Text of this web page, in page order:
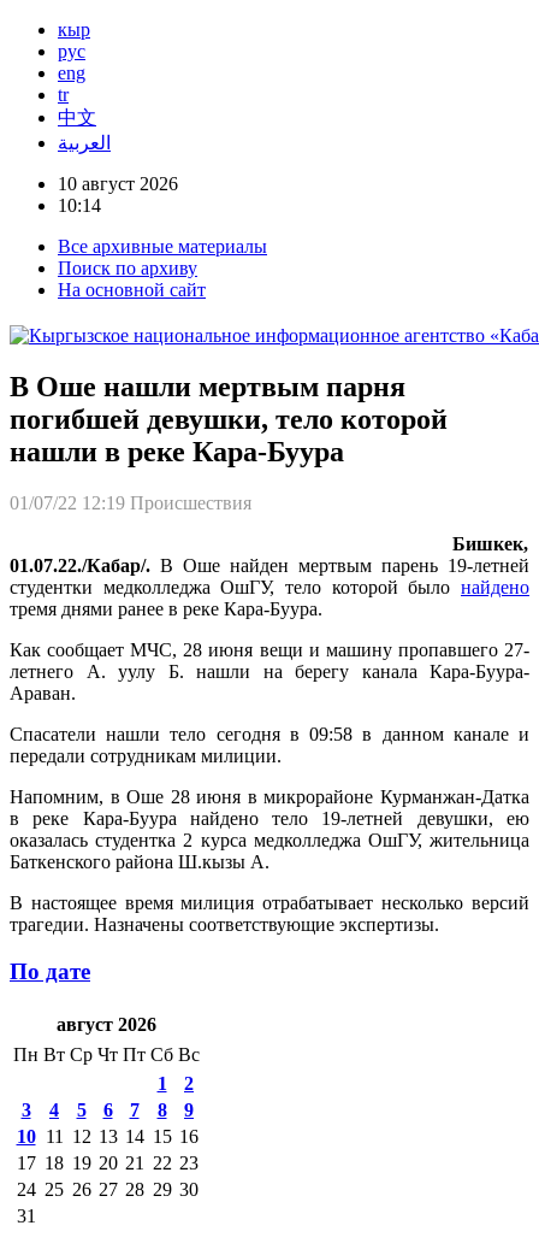
кыр
рус
eng
tr
中文
العربية
10 август 2026
10:14
Все архивные материалы
Поиск по архиву
На основной сайт
В Оше нашли мертвым парня
погибшей девушки, тело которой
нашли в реке Кара-Буура
01/07/22 12:19 Происшествия
Бишкек,
01.07.22./Кабар/. В Оше найден мертвым парень 19-летней
студентки медколледжа ОшГУ, тело которой было найдено
тремя днями ранее в реке Кара-Буура.
Как сообщает МЧС, 28 июня вещи и машину пропавшего 27-
летнего А. уулу Б. нашли на берегу канала Кара-Буура-
Араван.
Спасатели нашли тело сегодня в 09:58 в данном канале и
передали сотрудникам милиции.
Напомним, в Оше 28 июня в микрорайоне Курманжан-Датка
в реке Кара-Буура найдено тело 19-летней девушки, ею
оказалась студентка 2 курса медколледжа ОшГУ, жительница
Баткенского района Ш.кызы А.
В настоящее время милиция отрабатывает несколько версий
трагедии. Назначены соответствующие экспертизы.
По дате
август 2026
Пн Вт Ср Чт Пт Сб Вс
1
2
3
4 5 6 7 8
9
10 11 12 13 14 15 16
17 18 19 20 21 22 23
24 25 26 27 28 29 30
31